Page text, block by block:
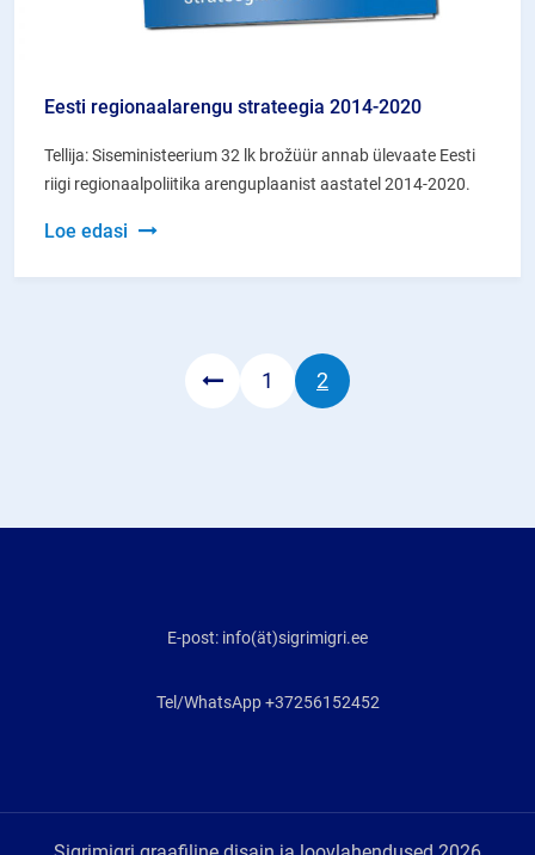
Eesti regionaalarengu strateegia 2014-2020
Tellija: Siseministeerium 32 lk brožüür annab ülevaate Eesti
riigi regionaalpoliitika arenguplaanist aastatel 2014-2020.
Loe edasi
Eesti
Page
1 2 Page
E-post: info(ät)sigrimigri.ee
Tel/WhatsApp +37256152452